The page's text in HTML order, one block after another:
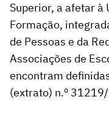
Superior, a afetar à
Formação,
de Pessoas e da
Associações de
encontram
(extrato) n.º